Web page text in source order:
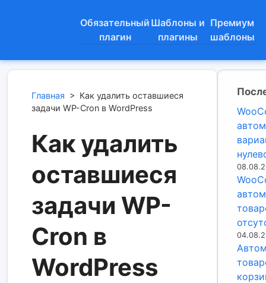
Обязательный
плагин
Шаблоны и
плагины
Премиум
шаблоны
Главная > Как удалить оставшиеся
задачи WP-Cron в WordPress
Как удалить
оставшиеся
задачи WP-
Cron в
WordPress